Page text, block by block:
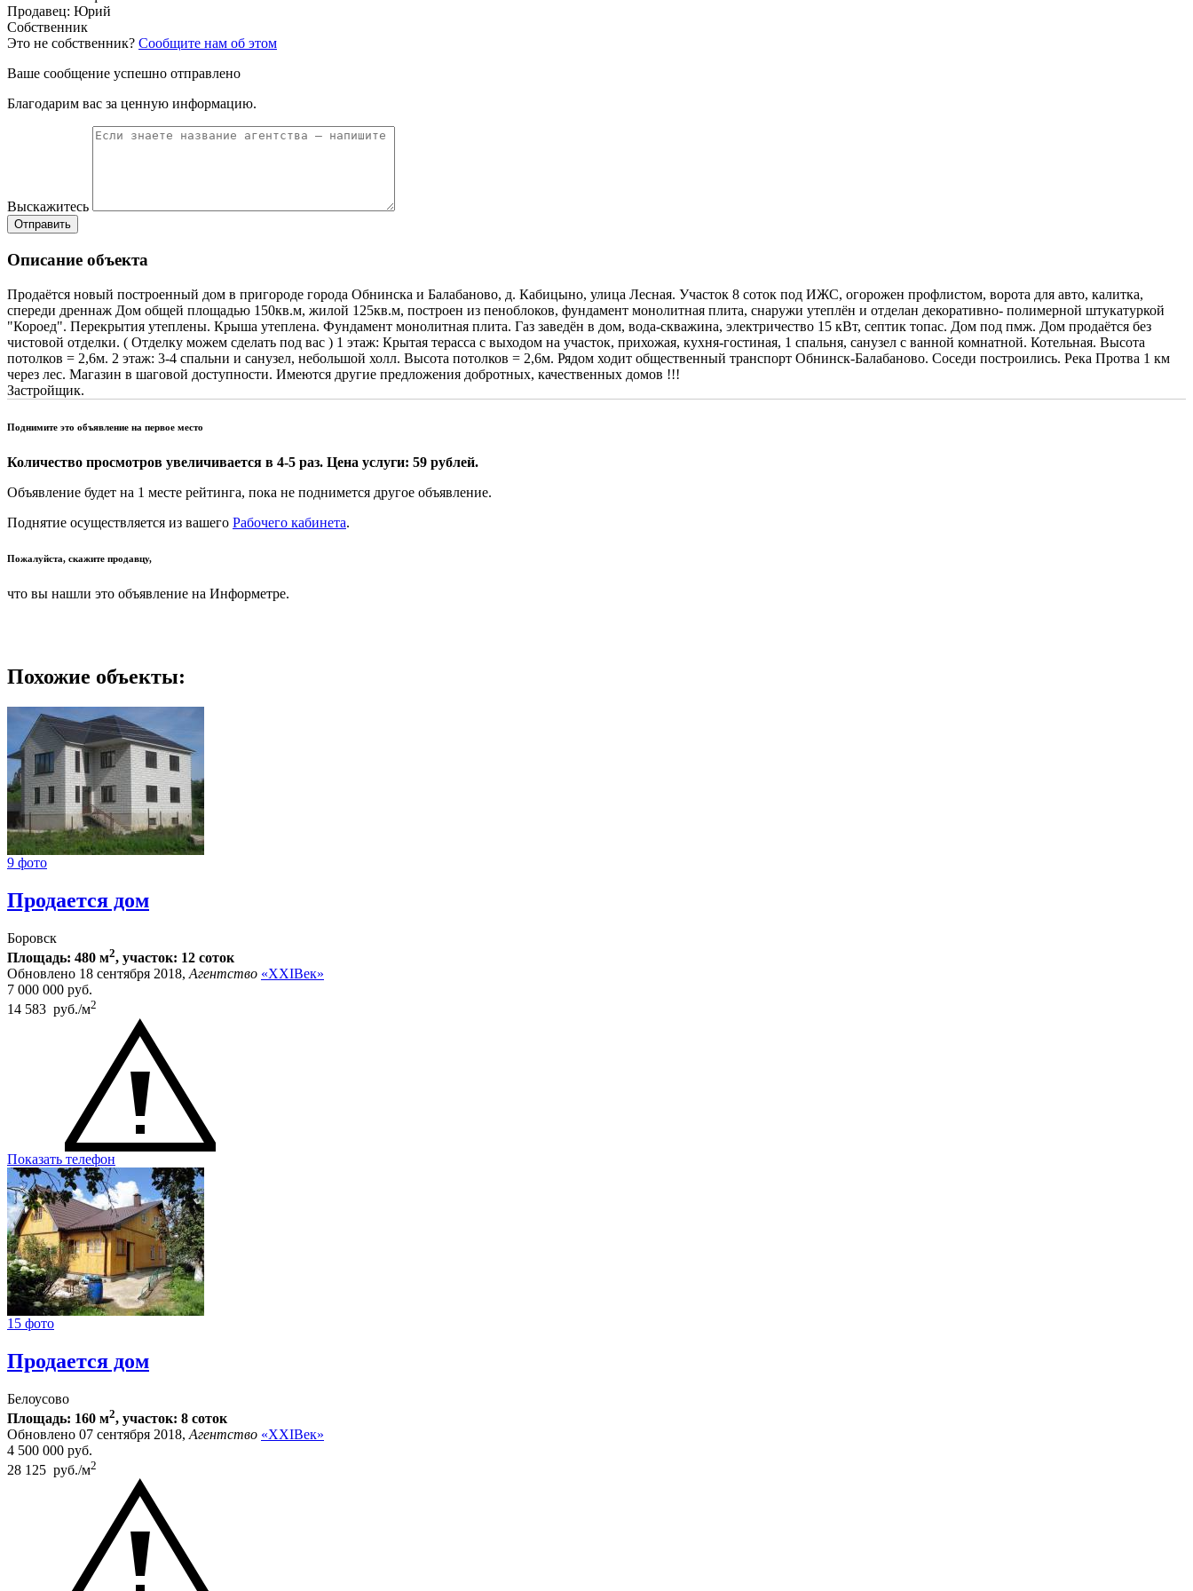
Продавец: Юрий
Собственник
Это не собственник? Сообщите нам об этом
Ваше сообщение успешно отправлено
Благодарим вас за ценную информацию.
Выскажитесь
Отправить
Описание объекта
Продаётся новый построенный дом в пригороде города Обнинска и Балабаново, д. Кабицыно, улица Лесная. Участок 8 соток под ИЖС, огорожен профлистом, ворота для авто, калитка,
спереди дреннаж Дом общей площадью 150кв.м, жилой 125кв.м, построен из пеноблоков, фундамент монолитная плита, снаружи утеплён и отделан декоративно- полимерной штукатуркой
"Короед". Перекрытия утеплены. Крыша утеплена. Фундамент монолитная плита. Газ заведён в дом, вода-скважина, электричество 15 кВт, септик топас. Дом под пмж. Дом продаётся без
чистовой отделки. ( Отделку можем сделать под вас ) 1 этаж: Крытая терасса с выходом на участок, прихожая, кухня-гостиная, 1 спальня, санузел с ванной комнатной. Котельная. Высота
потолков = 2,6м. 2 этаж: 3-4 спальни и санузел, небольшой холл. Высота потолков = 2,6м. Рядом ходит общественный транспорт Обнинск-Балабаново. Соседи построились. Река Протва 1 км
через лес. Магазин в шаговой доступности. Имеются другие предложения добротных, качественных домов !!!
Застройщик.
Поднимите это объявление на первое место
Количество просмотров увеличивается в 4-5 раз. Цена услуги: 59 рублей.
Объявление будет на 1 месте рейтинга, пока не поднимется другое объявление.
Поднятие осуществляется из вашего Рабочего кабинета.
Пожалуйста, скажите продавцу,
что вы нашли это объявление на Информетре.
Похожие объекты:
9 фото
Продается дом
Боровск
Площадь: 480 м2, участок: 12 соток
Обновлено 18 сентября 2018,Агентство «XXIВек»
7 000 000 руб.
14 583 руб./м2
Показать телефон
15 фото
Продается дом
Белоусово
Площадь: 160 м2, участок: 8 соток
Обновлено 07 сентября 2018, Агентство «XXIВек»
4 500 000 руб.
28 125 руб./м2